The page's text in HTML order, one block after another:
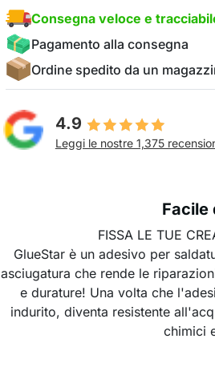
Consegna veloce e
Pagamento alla consegna
Ordine spedito da un
4.9
Leggi le nostre 1,375
Facile
FISSA LE TUE
GlueStar è un adesivo per
asciugatura che rende le
e durature! Una volta che
indurito, diventa resistente
chimici